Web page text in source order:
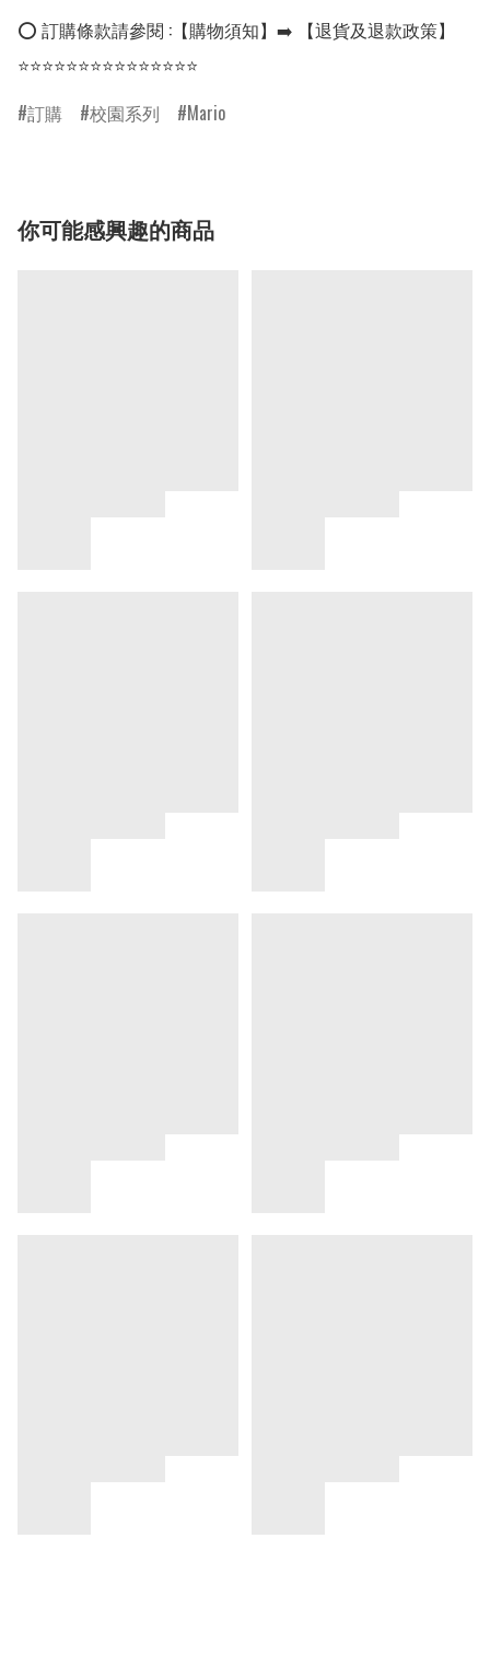
⭕ 訂購條款請參閱 :【購物須知】➡️ 【退貨及退款政策】
⭐⭐⭐⭐⭐⭐⭐⭐⭐⭐⭐⭐⭐⭐⭐
訂購
校園系列 Mario
你可能感興趣的商品